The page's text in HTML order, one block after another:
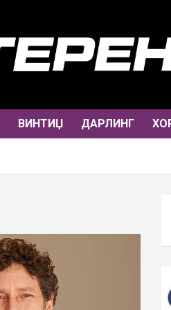
ВИНТИЏ ДАРЛИНГ